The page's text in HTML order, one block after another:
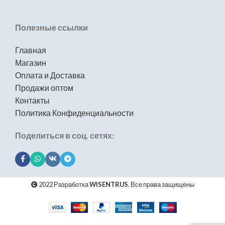
Полезные ссылки
Главная
Магазин
Оплата и Доставка
Продажи оптом
Контакты
Политика Конфиденциальности
Поделиться в соц. сетях:
2022 РазработкаWISENTRUS. Все права защищены
Комплект
кухонная мойка